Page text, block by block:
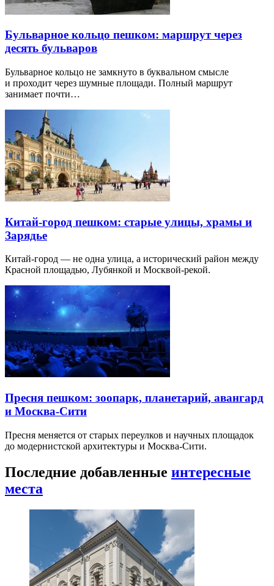
Бульварное кольцо пешком: маршрут через
десять бульваров
Бульварное кольцо не замкнуто в буквальном смысле
и проходит через шумные площади. Полный маршрут
занимает почти…
Китай-город пешком: старые улицы, храмы и
Зарядье
Китай-город — не одна улица, а исторический район между
Красной площадью, Лубянкой и Москвой-рекой.
Пресня пешком: зоопарк, планетарий, авангард
и Москва-Сити
Пресня меняется от старых переулков и научных площадок
до модернистской архитектуры и Москва-Сити.
Последние добавленные интересные
места